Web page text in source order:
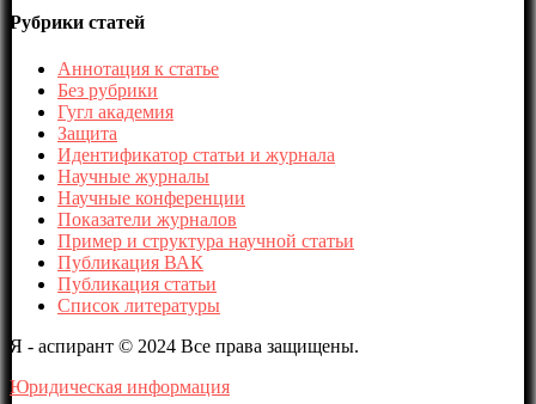
Рубрики статей
Аннотация к статье
Без рубрики
Гугл академия
Защита
Идентификатор статьи и журнала
Научные журналы
Научные конференции
Показатели журналов
Пример и структура научной статьи
Публикация ВАК
Публикация статьи
Список литературы
Я - аспирант © 2024 Все права защищены.
Юридическая информация